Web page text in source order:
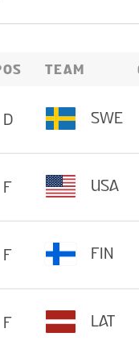
TEAM
D SWE
F USA
F FIN
F LAT